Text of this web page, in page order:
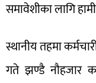
समावेशीका लागि
स्थानीय तहमा
गते झण्डै नौहजार